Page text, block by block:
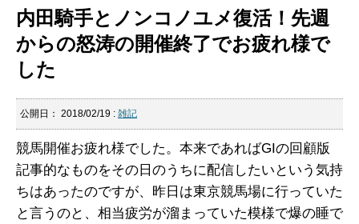
内田騎手とノンコノユメ復活！先週
からの怒涛の開催終了でお疲れ様で
した
公開日： 2018/02/19 : 雑記
競馬開催お疲れ様でした。本来であればGIの回顧版
記事的なものをその日のうちに配信したいという気持
ちはあったのですが、昨日は東京競馬場に行っていた
と言うのと、相当疲労が溜まっていた模様で爆の睡で